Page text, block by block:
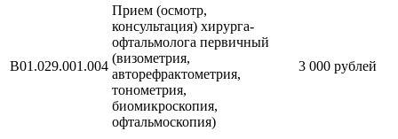
В01.029.001.004
Прием (осмотр,
консультация) хирурга-
офтальмолога первичный
(визометрия,
авторефрактометрия,
тонометрия,
биомикроскопия,
офтальмоскопия)
3 000 рублей